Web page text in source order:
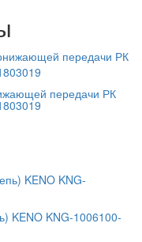
передачи РК
KENO KNG-1006100-